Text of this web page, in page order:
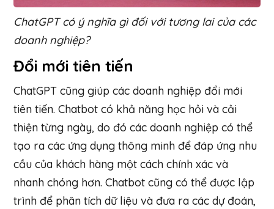
ChatGPT có ý nghĩa gì đối với tương lai của các
doanh nghiệp?
Đổi mới tiên tiến
ChatGPT cũng giúp các doanh nghiệp đổi mới
tiên tiến. Chatbot có khả năng học hỏi và cải
thiện từng ngày, do đó các doanh nghiệp có thể
tạo ra các ứng dụng thông minh để đáp ứng nhu
cầu của khách hàng một cách chính xác và
nhanh chóng hơn. Chatbot cũng có thể được lập
trình để phân tích dữ liệu và đưa ra các dự đoán,